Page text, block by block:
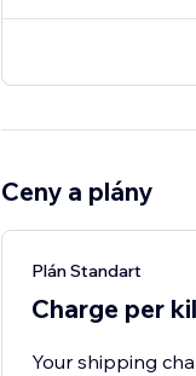
Ceny a plány
Plán Standart
Charge per
Your shipping